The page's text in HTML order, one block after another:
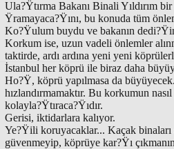
Ula?Ÿtırma Bakanı Binali Yıldırım
Ÿramayaca?Ÿını, bu konuda tüm
Ko?Ÿulum buydu ve bakanın
Korkum ise, uzun vadeli önlemler
taktirde, ardı ardına yeni yeni
İstanbul her köprü ile biraz daha
Ho?Ÿ, köprü yapılmasa da
hızlandırmamaktır. Bu korkumun
kolayla?Ÿtıraca?Ÿıdır.
Gerisi, iktidarlara kalıyor.
Ye?Ÿili koruyacaklar... Kaçak
güvenmeyip, köprüye kar?Ÿı